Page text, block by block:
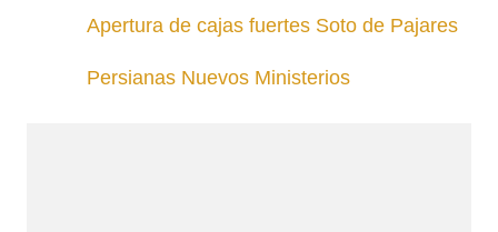
Apertura de cajas fuertes Soto de Pajares
Persianas Nuevos Ministerios